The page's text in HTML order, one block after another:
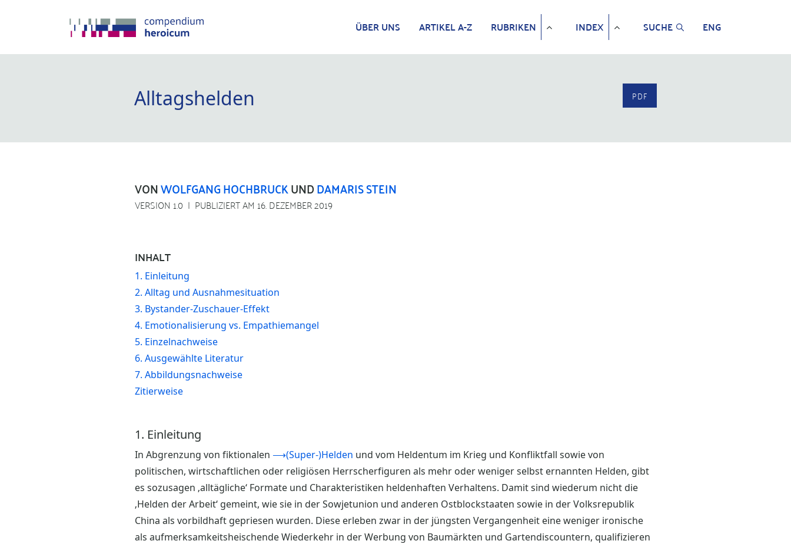
ÜBER UNS ARTIKEL A-Z RUBRIKEN INDEX SUCHE ENG
Alltagshelden PDF
VONWOLFGANG HOCHBRUCKUNDDAMARIS STEIN
VERSION 1.0 PUBLIZIERT AM 16. DEZEMBER 2019
INHALT
1. Einleitung
2. Alltag und Ausnahmesituation
3. Bystander-Zuschauer-Effekt
4. Emotionalisierung vs. Empathiemangel
5. Einzelnachweise
6. Ausgewählte Literatur
7. Abbildungsnachweise
Zitierweise
1. Einleitung
In Abgrenzung von fiktionalen ⟶(Super-)Helden und vom Heldentum im Krieg und Konfliktfall sowie von
politischen, wirtschaftlichen oder religiösen Herrscherfiguren als mehr oder weniger selbst ernannten Helden, gibt
es sozusagen ‚alltägliche‘ Formate und Charakteristiken heldenhaften Verhaltens. Damit sind wiederum nicht die
‚Helden der Arbeit‘ gemeint, wie sie in der Sowjetunion und anderen Ostblockstaaten sowie in der Volksrepublik
China als vorbildhaft gepriesen wurden. Diese erleben zwar in der jüngsten Vergangenheit eine weniger ironische
als aufmerksamkeitsheischende Wiederkehr in der Werbung von Baumärkten und Gartendiscountern, qualifizieren